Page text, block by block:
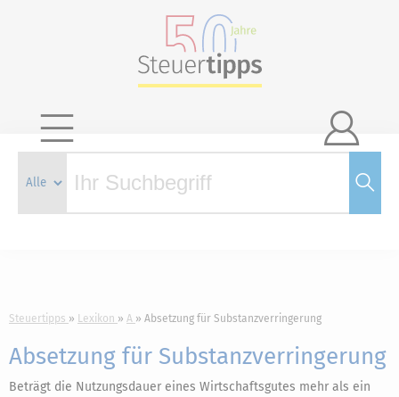

Steuertipps Lexikon A Absetzung für Substanzverringerung
Absetzung für Substanzverringerung
Beträgt die Nutzungsdauer eines Wirtschaftsgutes mehr als ein